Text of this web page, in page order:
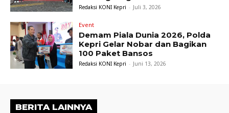
Redaksi KONI Kepri - Juli 3, 2026
Event
Demam Piala Dunia 2026, Polda
Kepri Gelar Nobar dan Bagikan
100 Paket Bansos
Redaksi KONI Kepri - Juni 13, 2026
BERITA LAINNYA